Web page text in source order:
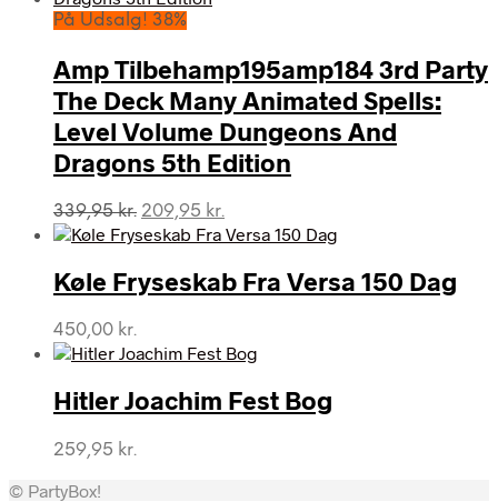
På Udsalg! 38%
Amp Tilbehamp195amp184 3rd Party
The Deck Many Animated Spells:
Level Volume Dungeons And
Dragons 5th Edition
339,95kr. Den
oprindelige
var:
339,95 kr..
209,95 kr.
aktuelle
er:
209,95 kr..
Køle Fryseskab Fra Versa 150 Dag
450,00 kr.
Hitler Joachim Fest Bog
259,95 kr.
© PartyBox!